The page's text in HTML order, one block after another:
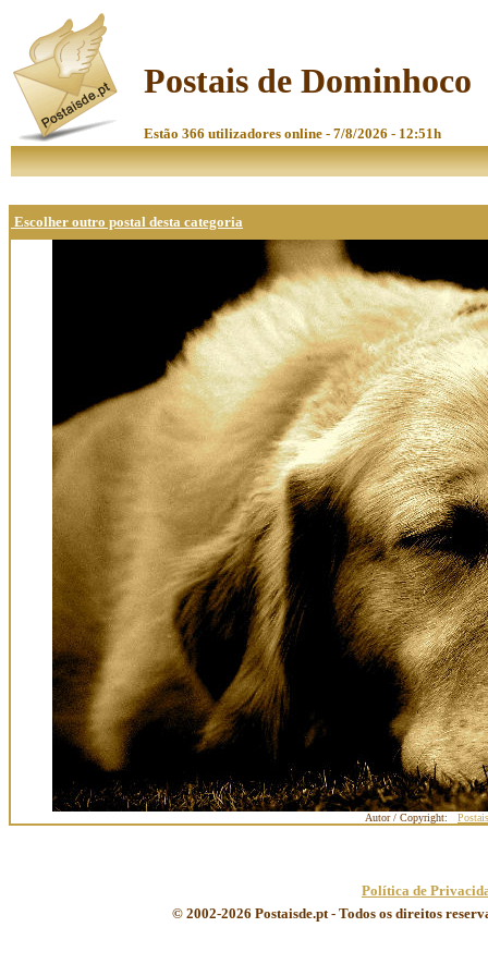
Postais de Dominhoco
Estão 366 utilizadores online - 7/8/2026 - 12:51h
Escolher outro postal desta categoria
Autor / Copyright:
Política de
© 2002-2026 Postaisde.pt - Todos os direitos